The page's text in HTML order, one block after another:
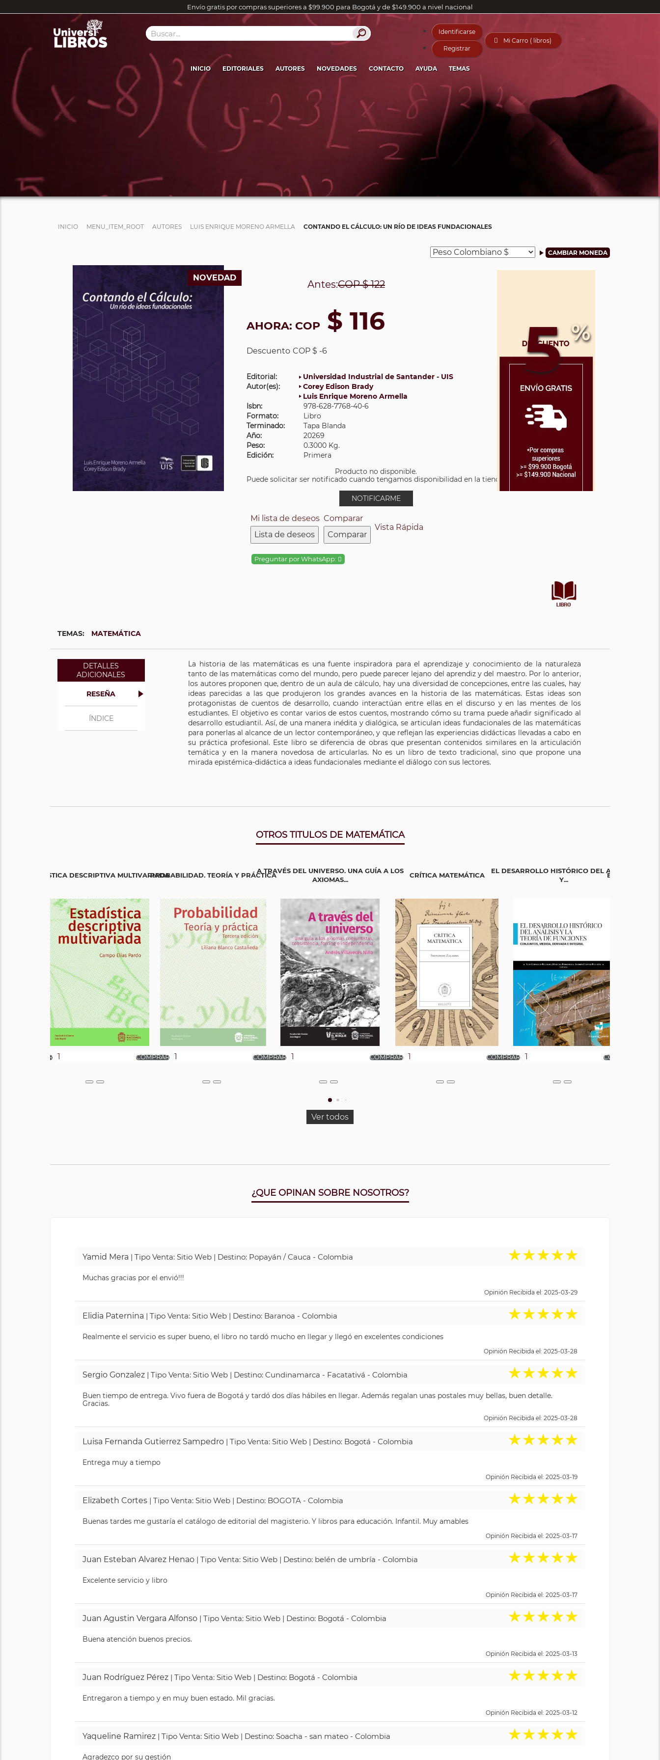
Envío gratis por compras superiores a $99.900 para Bogotá y de $149.900 a nivel nacional
Identificarse
Registrar
 Mi Carro ( libros)
INICIO EDITORIALES AUTORES NOVEDADES CONTACTO AYUDA TEMAS
INICIO MENU_ITEM_ROOT AUTORES LUIS ENRIQUE MORENO ARMELLA CONTANDO EL CÁLCULO: UN RÍO DE IDEAS FUNDACIONALES
NOVEDAD
5 %
Antes:COP$ 122
AHORA: COP $ 116
Descuento COP $ -6
Editorial:
Universidad Industrial de Santander - UIS
Autor(es):
Corey Edison Brady
Luis Enrique Moreno Armella
Isbn:
978-628-7768-40-6
Formato:
Libro
Terminado:
Tapa Blanda
Año:
20269
Peso:
0.3000 Kg.
Edición:
Primera
Producto no disponible.
Puede solicitar ser notificado cuando tengamos disponibilidad en la tienda.
NOTIFICARME
Mi lista de deseos
Lista de deseos
Comparar
Comparar
Vista Rápida
Preguntar por WhatsApp:
TEMAS: MATEMÁTICA
DETALLES
ADICIONALES
RESEÑA
ÍNDICE
La historia de las matemáticas es una fuente inspiradora para el aprendizaje y conocimiento de la naturaleza
tanto de las matemáticas como del mundo, pero puede parecer lejano del aprendiz y del maestro. Por lo anterior,
los autores proponen que, dentro de un aula de cálculo, hay una diversidad de concepciones, entre las cuales, hay
ideas parecidas a las que produjeron los grandes avances en la historia de las matemáticas. Estas ideas son
protagonistas de cuentos de desarrollo, cuando interactúan entre ellas en el discurso y en las mentes de los
estudiantes. El objetivo es contar varios de estos cuentos, mostrando cómo su trama puede añadir significado al
desarrollo estudiantil. Así, de una manera inédita y dialógica, se articulan ideas fundacionales de las matemáticas
para ponerlas al alcance de un lector contemporáneo, y que reflejan las experiencias didácticas llevadas a cabo en
su práctica profesional. Este libro se diferencia de obras que presentan contenidos similares en la articulación
temática y en la manera novedosa de articularlas. No es un libro de texto tradicional, sino que propone una
mirada epistémica-didáctica a ideas fundacionales mediante el diálogo con sus lectores.
OTROS TITULOS DE MATEMÁTICA
ESTADÍSTICA DESCRIPTIVA MULTIVARIADAPROBABILIDAD. TEORÍA Y PRÁCTICA
A TRAVÉS DEL UNIVERSO. UNA GUÍA A LOS
AXIOMAS...
CRÍTICA MATEMÁTICA
EL DESARROLLO HISTÓRICO DEL ANÁLISIS
Y...
ECUACIONES
Ver todos
¿QUE OPINAN SOBRE NOSOTROS?
Yamid Mera | Tipo Venta: Sitio Web | Destino: Popayán / Cauca - Colombia ★★★★★
Muchas gracias por el envió!!!
Opinión Recibida el: 2025-03-29
Elidia Paternina | Tipo Venta: Sitio Web | Destino: Baranoa - Colombia ★★★★★
Realmente el servicio es super bueno, el libro no tardó mucho en llegar y llegó en excelentes condiciones
Opinión Recibida el: 2025-03-28
Sergio Gonzalez | Tipo Venta: Sitio Web | Destino: Cundinamarca - Facatativá - Colombia ★★★★★
Buen tiempo de entrega. Vivo fuera de Bogotá y tardó dos días hábiles en llegar. Además regalan unas postales muy bellas, buen detalle.
Gracias.
Opinión Recibida el: 2025-03-28
Luisa Fernanda Gutierrez Sampedro | Tipo Venta: Sitio Web | Destino: Bogotá - Colombia ★★★★★
Entrega muy a tiempo
Opinión Recibida el: 2025-03-19
Elizabeth Cortes | Tipo Venta: Sitio Web | Destino: BOGOTA - Colombia ★★★★★
Buenas tardes me gustaría el catálogo de editorial del magisterio. Y libros para educación. Infantil. Muy amables
Opinión Recibida el: 2025-03-17
Juan Esteban Alvarez Henao | Tipo Venta: Sitio Web | Destino: belén de umbría - Colombia ★★★★★
Excelente servicio y libro
Opinión Recibida el: 2025-03-17
Juan Agustin Vergara Alfonso | Tipo Venta: Sitio Web | Destino: Bogotá - Colombia ★★★★★
Buena atención buenos precios.
Opinión Recibida el: 2025-03-13
Juan Rodríguez Pérez | Tipo Venta: Sitio Web | Destino: Bogotá - Colombia ★★★★★
Entregaron a tiempo y en muy buen estado. Mil gracias.
Opinión Recibida el: 2025-03-12
Yaqueline Ramirez | Tipo Venta: Sitio Web | Destino: Soacha - san mateo - Colombia ★★★★★
Agradezco por su gestión